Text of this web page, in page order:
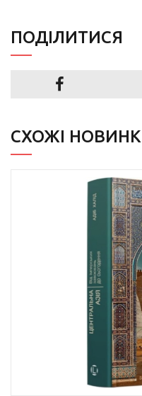
ПОДIЛИТИСЯ
СХОЖІ